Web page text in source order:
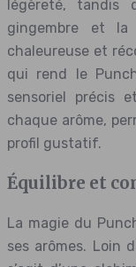
légèreté, tandis
gingembre et la
chaleureuse et
qui rend le
sensoriel précis
chaque arôme,
profil gustatif.
Équilibre et
La magie du
ses arômes. Loin